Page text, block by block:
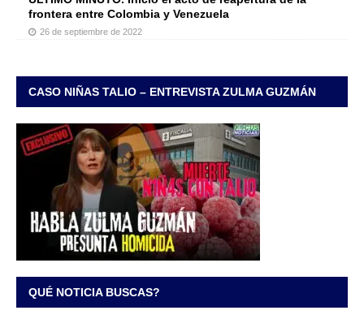
frontera entre Colombia y Venezuela
26 de septiembre de 2022
CASO NIÑAS TALIO – ENTREVISTA ZULMA GUZMÁN
QUÉ NOTICIA BUSCAS?